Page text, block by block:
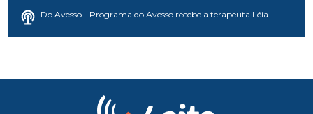
Do Avesso - Programa do Avesso recebe a terapeuta Léia...